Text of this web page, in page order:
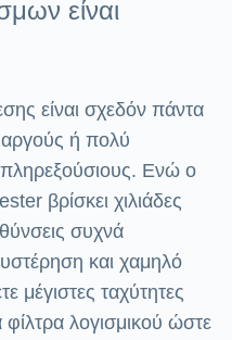
είναι
είναι σχεδόν πάντα
αργούς ή πολύ
Ενώ ο
βρίσκει χιλιάδες
συχνά
και χαμηλό
μέγιστες ταχύτητες
λογισμικού ώστε